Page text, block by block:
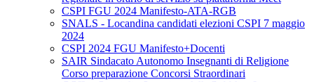
CSPI FGU 2024 Manifesto-ATA-RGB
SNALS - Locandina candidati elezioni CSPI 7 maggio
2024
CSPI 2024 FGU Manifesto+Docenti
SAIR Sindacato Autonomo Insegnanti di Religione
Corso preparazione Concorsi Straordinari